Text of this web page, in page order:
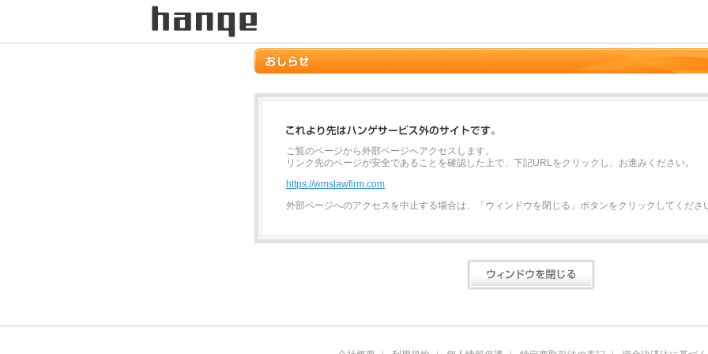
ご覧のページから外部ページへアクセスします。
リンク先のページが安全であることを確認した上で、下記URLをクリックし、お進みください。
https://wmslawfirm.com
外部ページへのアクセスを中止する場合は、「ウィンドウを閉じる」ボタンをクリックしてくださ